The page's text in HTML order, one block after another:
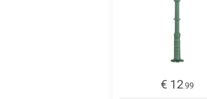
€ 12.99